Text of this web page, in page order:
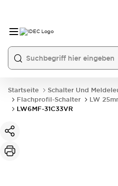
Startseite Schalter Und
Flachprofil-Schalter
LW
LW6MF-31C33VR